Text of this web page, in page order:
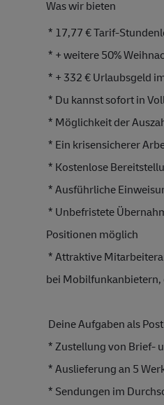
Was wir bieten
* 17,77 € Tarif-
* + weitere 50%
* + 332 € Urlaubsgeld
* Du kannst sofort in
* Möglichkeit der
* Ein krisensicherer
* Kostenlose
* Ausführliche
* Unbefristete
Positionen möglich
* Attraktive
bei Mobilfunkanbietern,
Deine Aufgaben als
* Zustellung von Brief-
* Auslieferung an 5
* Sendungen im